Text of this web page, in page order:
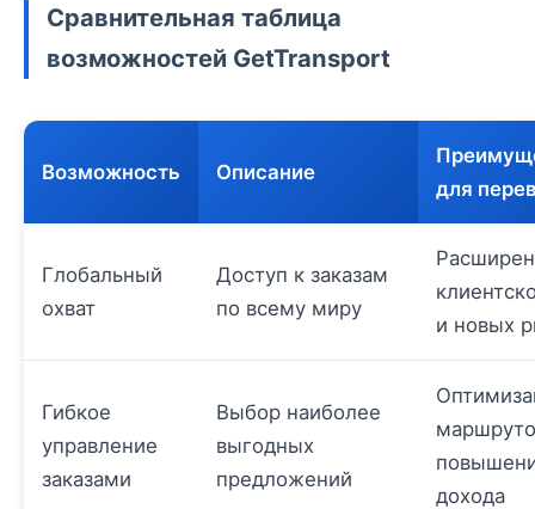
Сравнительная таблица
возможностей GetTransport
Возможность Описание
для
Глобальный
охват
Доступ к заказам
по всему миру
и новых
Гибкое
управление
заказами
Выбор наиболее
выгодных
предложений
дохода